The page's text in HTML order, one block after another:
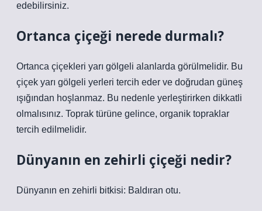
edebilirsiniz.
Ortanca çiçeği nerede durmalı?
Ortanca çiçekleri yarı gölgeli alanlarda görülmelidir. Bu
çiçek yarı gölgeli yerleri tercih eder ve doğrudan güneş
ışığından hoşlanmaz. Bu nedenle yerleştirirken dikkatli
olmalısınız. Toprak türüne gelince, organik topraklar
tercih edilmelidir.
Dünyanın en zehirli çiçeği nedir?
Dünyanın en zehirli bitkisi: Baldıran otu.